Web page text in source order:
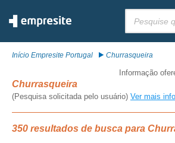
Início Empresite Portugal Churrasqueira
Informação
Churrasqueira
(Pesquisa solicitada pelo usuário) Ver mais
350 resultados de busca para